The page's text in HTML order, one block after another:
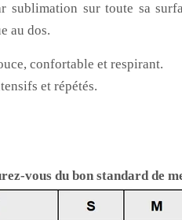
sublimation sur toute sa
au dos.
confortable et respirant.
et répétés.
vous du bon standard de